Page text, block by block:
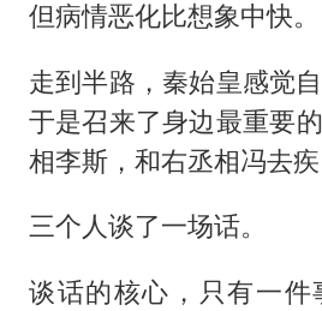
但病情恶化比想象中快。
走到半路，秦始皇感觉
于是召来了身边最重要
相李斯，和右丞相冯去疾
三个人谈了一场话。
谈话的核心，只有一件